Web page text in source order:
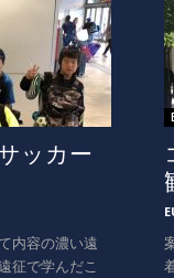
ッカー
内容の濃い遠
征で学んだこ